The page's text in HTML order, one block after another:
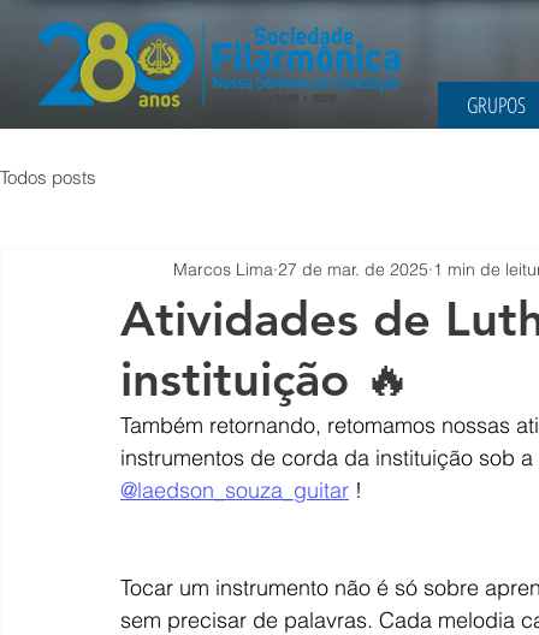
GRUPOS
Todos posts
Atividades de
instituição 🔥
Marcos Lima 27 de mar. de 2025 1 min de
Também retornando, retomamos nossas
instrumentos de corda da instituição sob
@laedson_souza_guitar !
Tocar um instrumento não é só sobre
sem precisar de palavras. Cada melodia